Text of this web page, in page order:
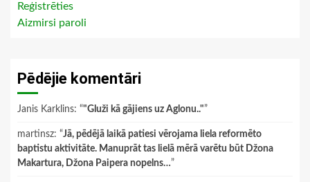
Reģistrēties
Aizmirsi paroli
Pēdējie komentāri
Janis Karklins: “"Gluži kā gājiens uz Aglonu.."”
martinsz: “Jā, pēdējā laikā patiesi vērojama liela reformēto
baptistu aktivitāte. Manuprāt tas lielā mērā varētu būt Džona
Makartura, Džona Paipera nopelns…”